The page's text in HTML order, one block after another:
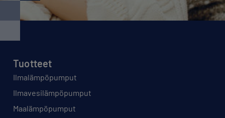
Tuotteet
Ilmalämpöpumput
Ilmavesilämpöpumput
Maalämpöpumput